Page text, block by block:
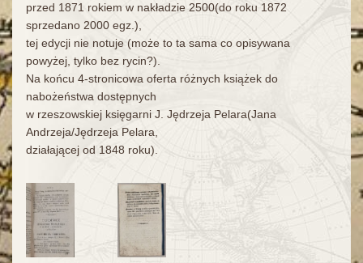
przed 1871 rokiem w nakładzie 2500(do roku 1872
sprzedano 2000 egz.),
tej edycji nie notuje (może to ta sama co opisywana
powyżej, tylko bez rycin?).
Na końcu 4-stronicowa oferta różnych książek do
nabożeństwa dostępnych
w rzeszowskiej księgarni J. Jędrzeja Pelara(Jana
Andrzeja/Jędrzeja Pelara,
działającej od 1848 roku).